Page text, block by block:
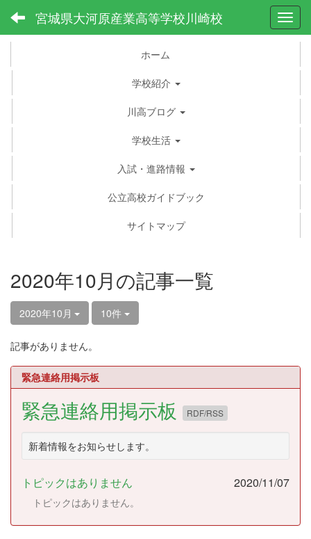
宮城県大河原産業高等学校川崎校
ホーム
学校紹介
川高ブログ
学校生活
入試・進路情報
公立高校ガイドブック
サイトマップ
2020年10月の記事一覧
2020年10月 10件
記事がありません。
緊急連絡用掲示板
緊急連絡用掲示板 RDF/RSS
新着情報をお知らせします。
トピックはありません 2020/11/07
トピックはありません。